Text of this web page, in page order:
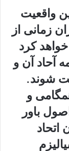
واقعیت
زمانی از
کرد
آحاد آن و
شوند.
و
باور
اتحاد